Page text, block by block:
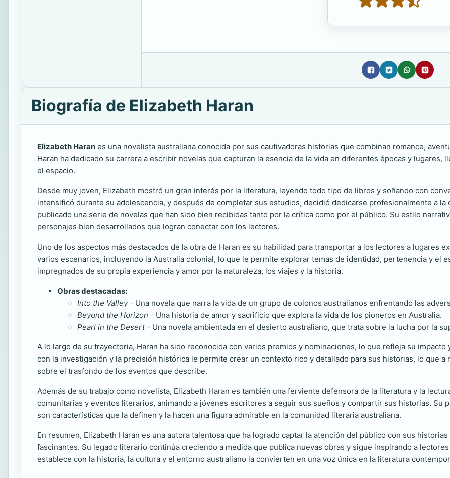
Biografía de Elizabeth Haran
Elizabeth Haran es una novelista australiana conocida por sus cautivadoras historias que combinan romance,
Haran ha dedicado su carrera a escribir novelas que capturan la esencia de la vida en diferentes épocas y lugares,
el espacio.
Desde muy joven, Elizabeth mostró un gran interés por la literatura, leyendo todo tipo de libros y soñando con
intensificó durante su adolescencia, y después de completar sus estudios, decidió dedicarse profesionalmente a
publicado una serie de novelas que han sido bien recibidas tanto por la crítica como por el público. Su estilo
personajes bien desarrollados que logran conectar con los lectores.
Uno de los aspectos más destacados de la obra de Haran es su habilidad para transportar a los lectores a lugares
varios escenarios, incluyendo la Australia colonial, lo que le permite explorar temas de identidad, pertenencia y el
impregnados de su propia experiencia y amor por la naturaleza, los viajes y la historia.
Obras destacadas:
Into the Valley- Una novela que narra la vida de un grupo de colonos australianos enfrentando las
Beyond the Horizon - Una historia de amor y sacrificio que explora la vida de los pioneros en Australia.
Pearl in the Desert- Una novela ambientada en el desierto australiano, que trata sobre la lucha por la
A lo largo de su trayectoria, Haran ha sido reconocida con varios premios y nominaciones, lo que refleja su
con la investigación y la precisión histórica le permite crear un contexto rico y detallado para sus historias, lo que a
sobre el trasfondo de los eventos que describe.
Además de su trabajo como novelista, Elizabeth Haran es también una ferviente defensora de la literatura y la
comunitarias y eventos literarios, animando a jóvenes escritores a seguir sus sueños y compartir sus historias. Su
son características que la definen y la hacen una figura admirable en la comunidad literaria australiana.
En resumen, Elizabeth Haran es una autora talentosa que ha logrado captar la atención del público con sus
fascinantes. Su legado literario continúa creciendo a medida que publica nuevas obras y sigue inspirando a
establece con la historia, la cultura y el entorno australiano la convierten en una voz única en la literatura